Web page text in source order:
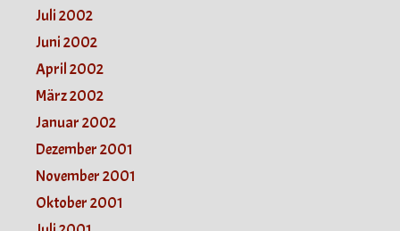
Juli 2002
Juni 2002
April 2002
März 2002
Januar 2002
Dezember 2001
November 2001
Oktober 2001